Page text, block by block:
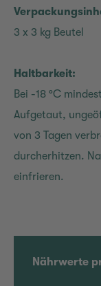
3 x 3 kg Beutel
Haltbarkeit:
Bei -18 °C
Aufgetaut,
von 3 Tagen
durcherhitzen.
einfrieren.
Nährwerte